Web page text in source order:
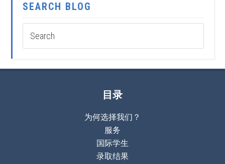
SEARCH BLOG
目录
为何选择我们？
服务
国际学生
录取结果